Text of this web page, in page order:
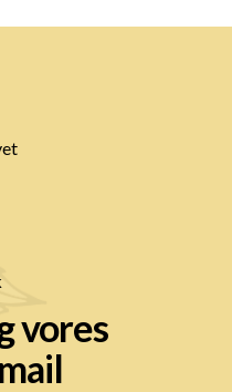
vores